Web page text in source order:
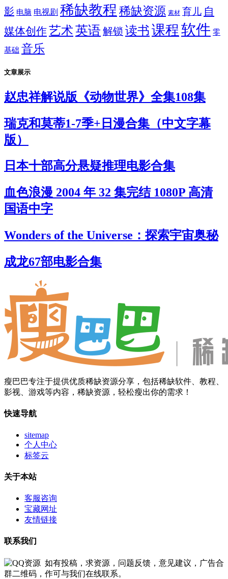
影 电脑 电视剧 稀缺教程 稀缺资源 素材 育儿 自
媒体创作艺术英语 解锁 读书课程 软件 零
基础 音乐
文章展示
赵忠祥解说版《动物世界》全集108集
瑞克和莫蒂1-7季+日漫合集（中文字幕
版）​
日本十部高分悬疑推理电影合集
血色浪漫 2004 年 32 集完结 1080P 高清
国语中字
Wonders of the Universe：探索宇宙奥秘
成龙67部电影合集
瘦巴巴专注于提供优质稀缺资源分享，包括稀缺软件、教程、
影视、游戏等内容，稀缺资源，轻松瘦出你的需求！
快速导航
sitemap
个人中心
标签云
关于本站
客服咨询
宝藏网址
友情链接
联系我们
如有投稿，求资源，问题反馈，意见建议，广告合
作可与我们在线联系。